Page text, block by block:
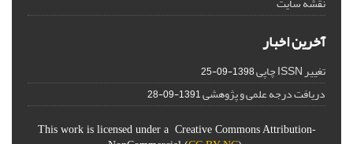
آخرین اخبار
تغییر ISSN چاپی 1398-09-25
دریافت درجه علمی و پژوهشی1391-09-28
This work is licensed under a Creative Commons Attribution-